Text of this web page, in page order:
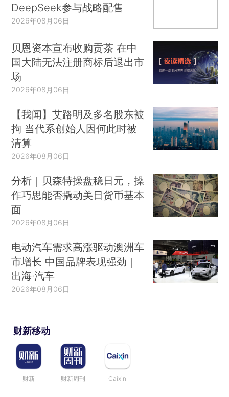
DeepSeek参与战略配售
2026年08月06日
贝恩资本宣布收购贡茶 在中
国大陆无法注册商标后退出市
场
2026年08月06日
【我闻】艾路明及多名股东被
拘 当代系创始人因何此时被
清算
2026年08月06日
分析｜贝森特操盘稳日元，操
作巧思能否撬动美日货币基本
面
2026年08月06日
电动汽车需求高涨驱动澳洲车
市增长 中国品牌表现强劲｜
出海·汽车
2026年08月06日
财新移动
财新 财新周刊 Caixin